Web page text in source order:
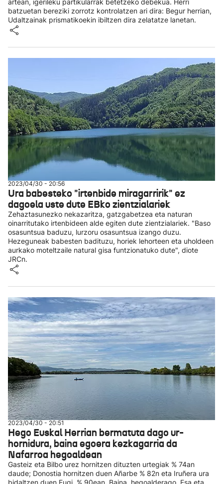
artean, igerileku partikularrak betetzeko debekua. Herri
batzuetan bereziki zorrotz kontrolatzen ari dira: Begur herrian,
Udaltzainak prismatikoekin ibiltzen dira zelatatze lanetan.
2023/04/30 - 20:56
Ura babesteko "irtenbide miragarririk" ez
dagoela uste dute EBko zientzialariek
Zehaztasunezko nekazaritza, gatzgabetzea eta naturan
oinarritutako irtenbideen alde egiten dute zientzialariek. "Baso
osasuntsua baduzu, lurzoru osasuntsua izango duzu.
Hezeguneak babesten badituzu, horiek lehorteen eta uholdeen
aurkako moteltzaile natural gisa funtzionatuko dute", diote
JRCn.
2023/04/30 - 20:51
Hego Euskal Herrian bermatuta dago ur-
hornidura, baina egoera kezkagarria da
Nafarroa hegoaldean
Gasteiz eta Bilbo urez hornitzen dituzten urtegiak % 74an
daude; Donostia hornitzen duen Añarbe % 82n eta Iruñera ura
bidaltzen duen Eugi, % 90ean. Baina, hegoalderago, Esa eta